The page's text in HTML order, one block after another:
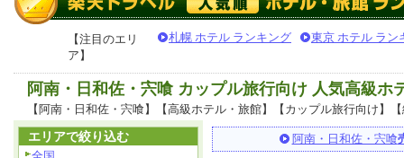
【注目のエリ
ア】
札幌 ホテル ランキング 東京 ホテル ラン
阿南・日和佐・宍喰 カップル旅行向け 人気高級ホ
【阿南・日和佐・宍喰】【高級ホテル・旅館】【カップル旅行向け】
阿南・日和佐・宍喰
エリアで絞り込む